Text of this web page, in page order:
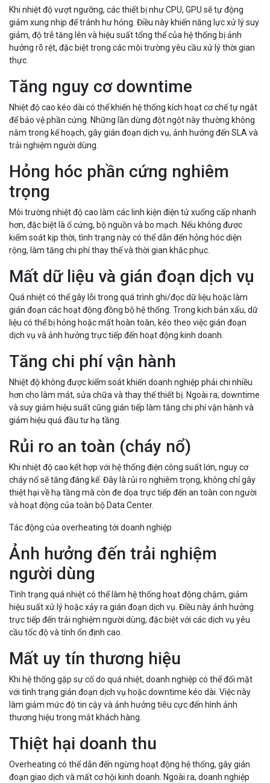
Khi nhiệt độ vượt ngưỡng, các thiết bị như CPU, GPU sẽ tự động
giảm xung nhịp để tránh hư hỏng. Điều này khiến năng lực xử lý suy
giảm, độ trễ tăng lên và hiệu suất tổng thể của hệ thống bị ảnh
hưởng rõ rệt, đặc biệt trong các môi trường yêu cầu xử lý thời gian
thực.
Tăng nguy cơ downtime
Nhiệt độ cao kéo dài có thể khiến hệ thống kích hoạt cơ chế tự ngắt
để bảo vệ phần cứng. Những lần dừng đột ngột này thường không
nằm trong kế hoạch, gây gián đoạn dịch vụ, ảnh hưởng đến SLA và
trải nghiệm người dùng.
Hỏng hóc phần cứng nghiêm
trọng
Môi trường nhiệt độ cao làm các linh kiện điện tử xuống cấp nhanh
hơn, đặc biệt là ổ cứng, bộ nguồn và bo mạch. Nếu không được
kiểm soát kịp thời, tình trạng này có thể dẫn đến hỏng hóc diện
rộng, làm tăng chi phí thay thế và thời gian khắc phục.
Mất dữ liệu và gián đoạn dịch vụ
Quá nhiệt có thể gây lỗi trong quá trình ghi/đọc dữ liệu hoặc làm
gián đoạn các hoạt động đồng bộ hệ thống. Trong kịch bản xấu, dữ
liệu có thể bị hỏng hoặc mất hoàn toàn, kéo theo việc gián đoạn
dịch vụ và ảnh hưởng trực tiếp đến hoạt động kinh doanh.
Tăng chi phí vận hành
Nhiệt độ không được kiểm soát khiến doanh nghiệp phải chi nhiều
hơn cho làm mát, sửa chữa và thay thế thiết bị. Ngoài ra, downtime
và suy giảm hiệu suất cũng gián tiếp làm tăng chi phí vận hành và
giảm hiệu quả đầu tư hạ tầng.
Rủi ro an toàn (cháy nổ)
Khi nhiệt độ cao kết hợp với hệ thống điện công suất lớn, nguy cơ
cháy nổ sẽ tăng đáng kể. Đây là rủi ro nghiêm trọng, không chỉ gây
thiệt hại về hạ tầng mà còn đe dọa trực tiếp đến an toàn con người
và hoạt động của toàn bộ Data Center.
Tác động của overheating tới doanh nghiệp
Ảnh hưởng đến trải nghiệm
người dùng
Tình trạng quá nhiệt có thể làm hệ thống hoạt động chậm, giảm
hiệu suất xử lý hoặc xảy ra gián đoạn dịch vụ. Điều này ảnh hưởng
trực tiếp đến trải nghiệm người dùng, đặc biệt với các dịch vụ yêu
cầu tốc độ và tính ổn định cao.
Mất uy tín thương hiệu
Khi hệ thống gặp sự cố do quá nhiệt, doanh nghiệp có thể đối mặt
với tình trạng gián đoạn dịch vụ hoặc downtime kéo dài. Việc này
làm giảm mức độ tin cậy và ảnh hưởng tiêu cực đến hình ảnh
thương hiệu trong mắt khách hàng.
Thiệt hại doanh thu
Overheating có thể dẫn đến ngừng hoạt động hệ thống, gây gián
đoạn giao dịch và mất cơ hội kinh doanh. Ngoài ra, doanh nghiệp